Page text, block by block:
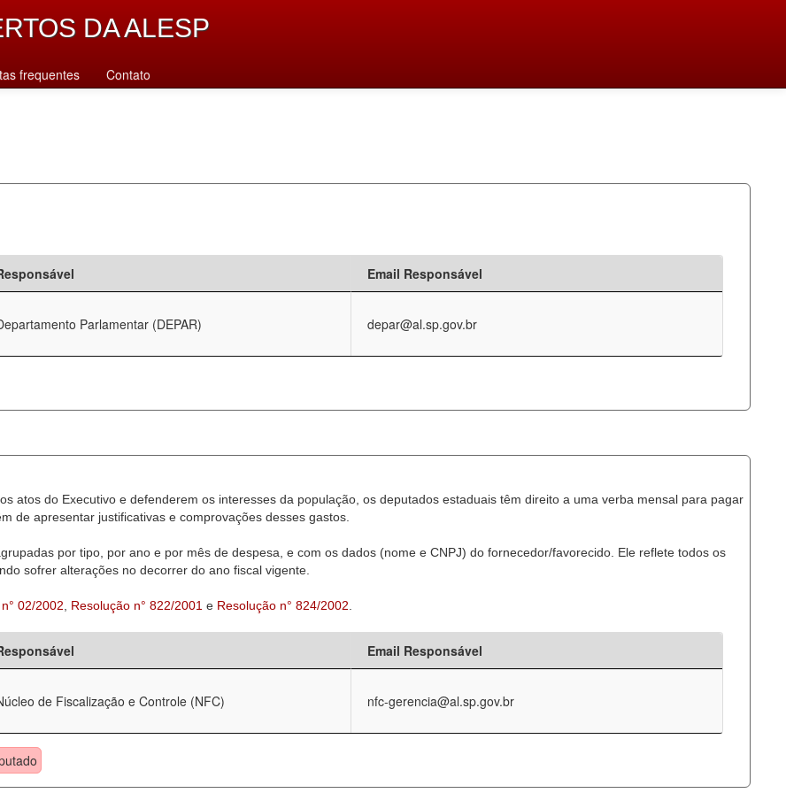
DA ALESP
frequentes Contato
Email Responsável
Parlamentar (DEPAR) depar@al.sp.gov.br
atos do Executivo e defenderem os interesses da população, os deputados estaduais têm direito a uma verba mensal para pagar
de apresentar justificativas e comprovações desses gastos.
por tipo, por ano e por mês de despesa, e com os dados (nome e CNPJ) do fornecedor/favorecido. Ele reflete todos os
sofrer alterações no decorrer do ano fiscal vigente.
02/2002 Resolução n° 822/2001 e Resolução n° 824/2002
Email Responsável
de Fiscalização e Controle (NFC) nfc-gerencia@al.sp.gov.br